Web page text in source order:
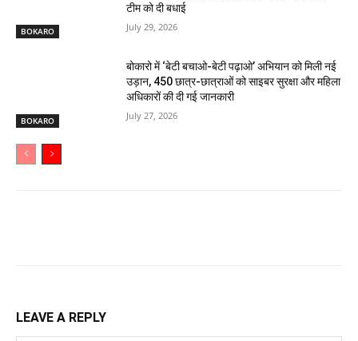
BOKARO
टीम को दी बधाई
July 29, 2026
BOKARO
बोकारो में ‘बेटी बचाओ-बेटी पढ़ाओ’ अभियान को मिली नई
उड़ान, 450 छात्र-छात्राओं को साइबर सुरक्षा और महिला
अधिकारों की दी गई जानकारी
July 27, 2026
LEAVE A REPLY